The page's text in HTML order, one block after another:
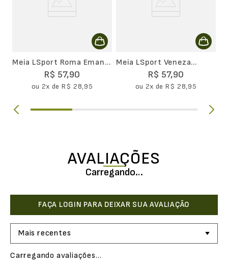
Meia LSport Roma Emana
Movimento Cano Extra
R$ 57,90
ou 2x de R$ 28,95
Meia LSport Veneza
Emana Movimento Cano
Extra Longo
R$ 57,90
ou 2x de R$ 28,95
AVALIAÇÕES
Carregando…
Mais recentes
Carregando avaliações…